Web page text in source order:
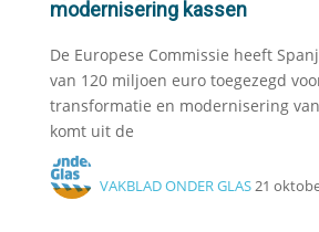
modernisering kassen
De Europese Commissie heeft
van 120 miljoen euro toegezegd
transformatie en modernisering
komt uit de
VAKBLAD ONDER GLAS21